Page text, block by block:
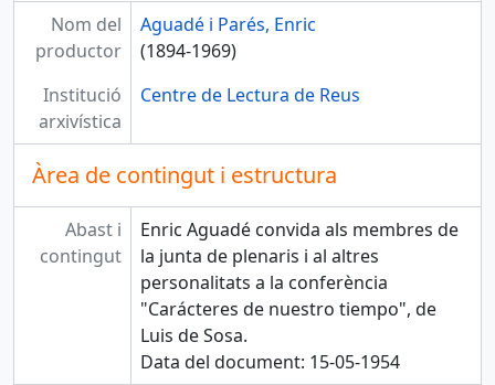
Nom del
productor
Aguadé i Parés, Enric
(1894-1969)
Institució
arxivística
Centre de Lectura de Reus
Àrea de contingut i estructura
Abast i
contingut
Enric Aguadé convida als membres de
la junta de plenaris i al altres
personalitats a la conferència
"Carácteres de nuestro tiempo", de
Luis de Sosa.
Data del document: 15-05-1954